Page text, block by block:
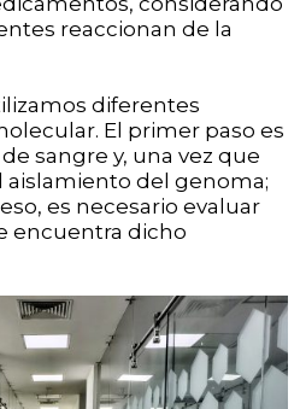
reaccionan de la
diferentes
El primer paso es
sangre y, una vez que
aislamiento del genoma;
es necesario evaluar
encuentra dicho